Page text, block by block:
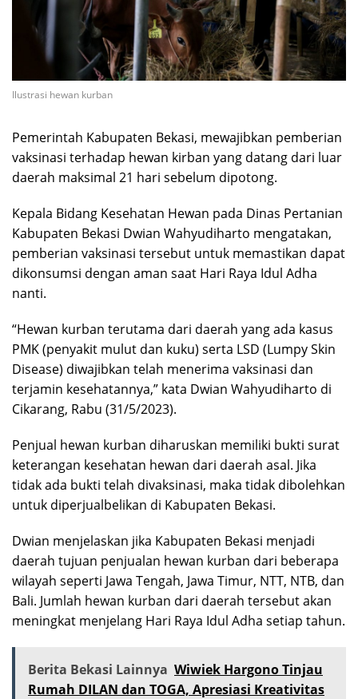
Ilustrasi hewan kurban
Pemerintah Kabupaten Bekasi, mewajibkan pemberian
vaksinasi terhadap hewan kirban yang datang dari luar
daerah maksimal 21 hari sebelum dipotong.
Kepala Bidang Kesehatan Hewan pada Dinas Pertanian
Kabupaten Bekasi Dwian Wahyudiharto mengatakan,
pemberian vaksinasi tersebut untuk memastikan dapat
dikonsumsi dengan aman saat Hari Raya Idul Adha
nanti.
“Hewan kurban terutama dari daerah yang ada kasus
PMK (penyakit mulut dan kuku) serta LSD (Lumpy Skin
Disease) diwajibkan telah menerima vaksinasi dan
terjamin kesehatannya,” kata Dwian Wahyudiharto di
Cikarang, Rabu (31/5/2023).
Penjual hewan kurban diharuskan memiliki bukti surat
keterangan kesehatan hewan dari daerah asal. Jika
tidak ada bukti telah divaksinasi, maka tidak dibolehkan
untuk diperjualbelikan di Kabupaten Bekasi.
Dwian menjelaskan jika Kabupaten Bekasi menjadi
daerah tujuan penjualan hewan kurban dari beberapa
wilayah seperti Jawa Tengah, Jawa Timur, NTT, NTB, dan
Bali. Jumlah hewan kurban dari daerah tersebut akan
meningkat menjelang Hari Raya Idul Adha setiap tahun.
Berita Bekasi Lainnya Wiwiek Hargono Tinjau
Rumah DILAN dan TOGA, Apresiasi Kreativitas